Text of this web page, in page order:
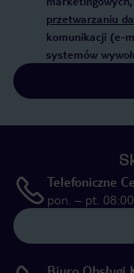
przetwarzaniu
komunikacji (e-
systemów
Telefoniczne
pon. – pt.